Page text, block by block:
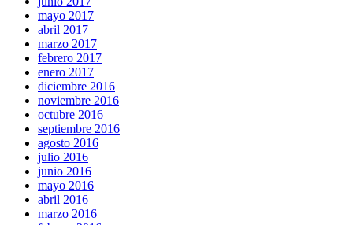
mayo 2017
abril 2017
marzo 2017
febrero 2017
enero 2017
diciembre 2016
noviembre 2016
octubre 2016
septiembre 2016
agosto 2016
julio 2016
junio 2016
mayo 2016
abril 2016
marzo 2016